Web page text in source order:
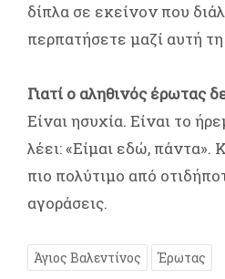
δίπλα σε εκείνον που
περπατήσετε μαζί αυτή
Γιατί ο αληθινός έρωτας
Είναι ησυχία. Είναι το
λέει: «Είμαι εδώ, πάντα».
πιο πολύτιμο από
αγοράσεις.
Άγιος Βαλεντίνος Έρωτας